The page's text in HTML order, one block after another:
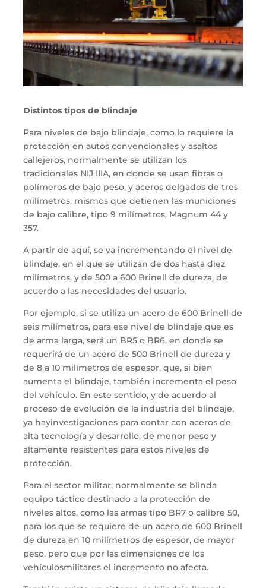
Distintostipos de blindaje
Para niveles de bajo blindaje,como lo requiere la
protección en autos convencionales y asaltos
callejeros, normalmente se utilizan los
tradicionales NIJ IIIA, en donde se usan fibras o
polímeros de bajo peso, y aceros delgados detres
milímetros, mismos quedetienen las municiones
de bajocalibre, tipo9 milímetros, Magnum 44 y
357.
A partir de aquí, se va incrementando el nivel de
blindaje, en el que se utilizan dedos hasta diez
milímetros, y de 500 a 600 Brinell de dureza,de
acuerdo a las necesidades del usuario.
Por ejemplo, sise utiliza un acero de 600 Brinell de
seis milímetros, para ese nivel de blindaje que es
de arma larga, será un BR5 o BR6,en dondese
requerirá de un acero de 500 Brinell de dureza y
de 8 a 10 milímetros de espesor, que, si bien
aumenta el blindaje, también incrementael peso
del vehículo. En este sentido, y de acuerdo al
proceso de evolución de la industriadel blindaje,
ya hayinvestigaciones para contar con aceros de
alta tecnología y desarrollo, de menor peso y
altamente resistentes para estos niveles de
protección.
Para el sector militar, normalmente se blinda
equipo táctico destinado a la protección de
niveles altos, como las armas tipo BR7 o calibre 50,
para los que se requiere de un acero de 600 Brinell
de dureza en 10 milímetros de espesor,de mayor
peso, peroque por las dimensiones de los
vehículosmilitares el incremento no afecta.